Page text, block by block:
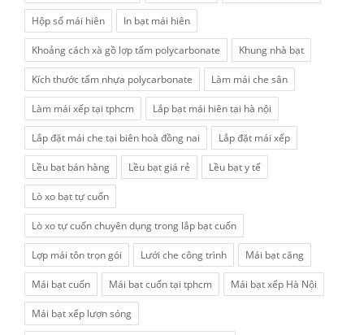
Hộp số mái hiên In bạt mái hiên
Khoảng cách xà gồ lợp tấm polycarbonate Khung nhà bạt
Kích thước tấm nhựa polycarbonate Làm mái che sân
Làm mái xếp tại tphcm Lắp bạt mái hiên tại hà nội
Lắp đặt mái che tại biên hoà đồng nai Lắp đặt mái xếp
Lều bạt bán hàng Lều bạt giá rẻ Lều bạt y tế
Lò xo bạt tự cuốn
Lò xo tự cuốn chuyên dụng trong lắp bạt cuốn
Lợp mái tôn trọn gói Lưới che công trình Mái bạt căng
Mái bạt cuốn Mái bạt cuốn tại tphcm Mái bạt xếp Hà Nội
Mái bạt xếp lượn sóng